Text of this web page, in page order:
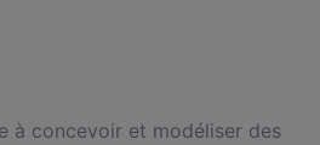
à concevoir et modéliser des